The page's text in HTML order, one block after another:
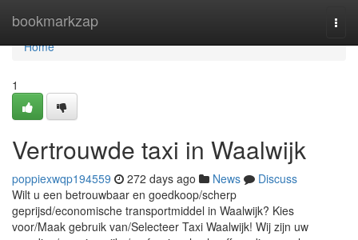
bookmarkzap
Home
Home
1
Vertrouwde taxi in Waalwijk
poppiexwqp194559 272 days ago News
Discuss
Wilt u een betrouwbaar en goedkoop/scherp
geprijsd/economische transportmiddel in Waalwijk? Kies
voor/Maak gebruik van/Selecteer Taxi Waalwijk! Wij zijn uw